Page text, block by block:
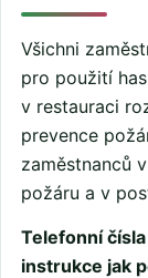
Všichni
pro použití
v restauraci
prevence
zaměstnanců
požáru a v
Telefonní
instrukce jak